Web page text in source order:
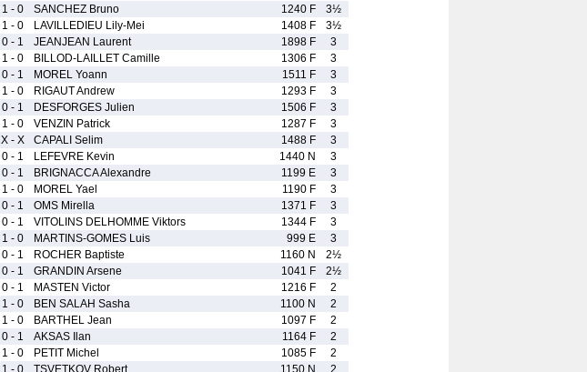
1 - 0 SANCHEZ Bruno 1240 F
3½
1 - 0 LAVILLEDIEU Lily-Mei 1408 F
3½
0 - 1 JEANJEAN Laurent 1898 F
3
1 - 0 BILLOD-LAILLET Camille 1306 F
3
0 - 1 MOREL Yoann 1511 F
3
1 - 0 RIGAUT Andrew 1293 F
3
0 - 1 DESFORGES Julien 1506 F
3
1 - 0 VENZIN Patrick 1287 F
3
X - X CAPALI Selim 1488 F
3
0 - 1 LEFEVRE Kevin 1440 N
3
0 - 1 BRIGNACCA Alexandre 1199 E
3
1 - 0 MOREL Yael 1190 F
3
0 - 1 OMS Mirella 1371 F
3
0 - 1 VITOLINS DELHOMME Viktors 1344 F
3
1 - 0 MARTINS-GOMES Luis 999 E
3
0 - 1 ROCHER Baptiste 1160 N
2½
0 - 1 GRANDIN Arsene 1041 F
2½
0 - 1 MASTEN Victor 1216 F
2
1 - 0 BEN SALAH Sasha 1100 N
2
1 - 0 BARTHEL Jean 1097 F
2
0 - 1 AKSAS Ilan 1164 F
2
1 - 0 PETIT Michel 1085 F
2
1 - 0 TSVETKOV Robert 1150 N
2